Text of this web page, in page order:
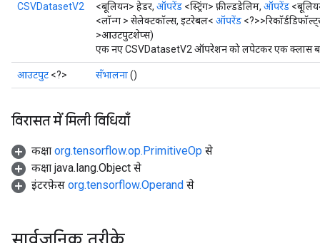
CSVDatasetV2
<बूलियन> हेडर, ऑपरेंड <स्ट्रिंग> फ़ील्डडेलिम, ऑपरेंड
<लॉन्ग > सेलेक्टकॉल्स, इटरेबल< ऑपरेंड
>आउटपुटशेप्स)
एक नए CSVDatasetV2 ऑपरेशन को लपेटकर एक क्लास
आउटपुट <?> सँभालना()
विरासत में मिली विधियाँ
कक्षा org.tensorflow.op.PrimitiveOp से
कक्षा java.lang.Object से
इंटरफ़ेस org.tensorflow.Operand से